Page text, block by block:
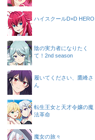
ハイスクールD×D HERO
陰の実力者になりたく
て！2nd season
履いてください、鷹峰さ
ん
転生王女と天才令嬢の魔
法革命
魔女の旅々